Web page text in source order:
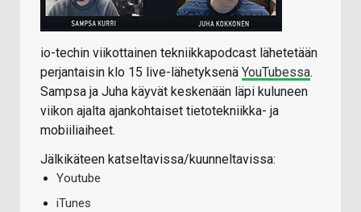
io-techin viikottainen tekniikkapodcast lähetetään
perjantaisin klo 15 live-lähetyksenä YouTubessa.
Sampsa ja Juha käyvät keskenään läpi kuluneen
viikon ajalta ajankohtaiset tietotekniikka- ja
mobiiliaiheet.
Jälkikäteen katseltavissa/kuunneltavissa:
Youtube
iTunes